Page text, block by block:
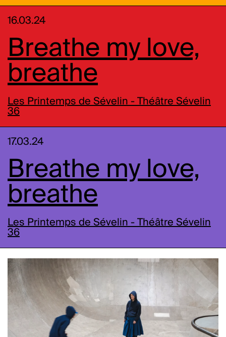
16.03.24
Breathe my love,
breathe
Les Printemps de Sévelin - Théâtre Sévelin
36
17.03.24
Breathe my love,
breathe
Les Printemps de Sévelin - Théâtre Sévelin
36